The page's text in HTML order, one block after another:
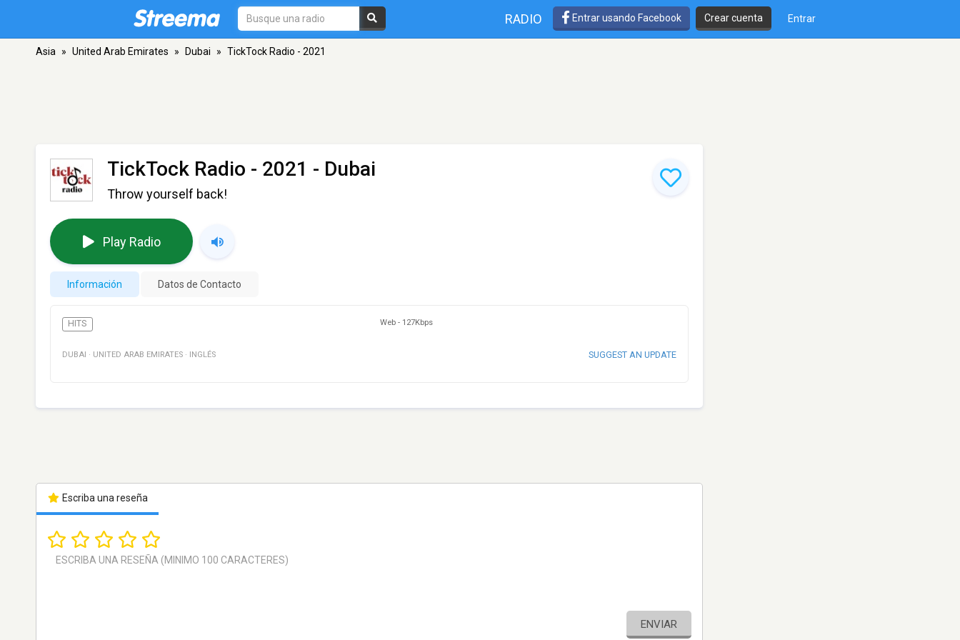
RADIO Entrar usando Facebook Crear cuenta Entrar
Asia » United Arab Emirates » Dubai » TickTock Radio - 2021
TickTock Radio - 2021 - Dubai
Throw yourself back!
Play Radio
Información Datos de Contacto
HITS Web - 127Kbps
DUBAI · UNITED ARAB EMIRATES · INGLÉS SUGGEST AN UPDATE
Escriba una reseña
ENVIAR